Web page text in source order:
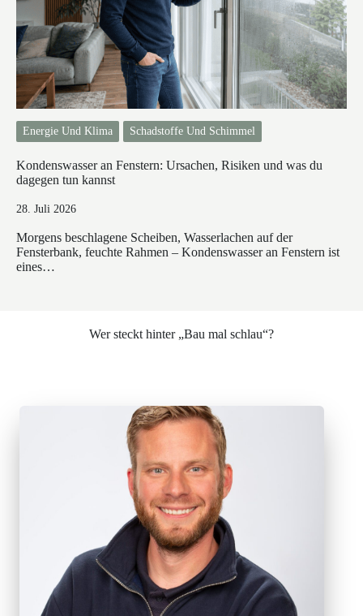
Energie Und Klima Schadstoffe Und Schimmel
Kondenswasser an Fenstern: Ursachen, Risiken und was du
dagegen tun kannst
28. Juli 2026
Morgens beschlagene Scheiben, Wasserlachen auf der
Fensterbank, feuchte Rahmen – Kondenswasser an Fenstern ist
eines…
Wer steckt hinter „Bau mal schlau“?